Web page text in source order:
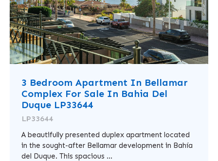
3 Bedroom Apartment In Bellamar
Complex For Sale In Bahia Del
Duque LP33644
LP33644
A beautifully presented duplex apartment located
in the sought-after Bellamar development in Bahía
del Duque. This spacious ...